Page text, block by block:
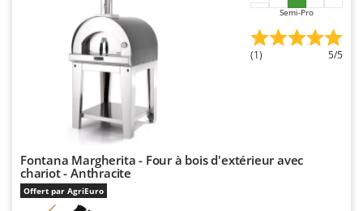
Wiper EcoRobot
Wolf Garten
Wortex
Yard Force
Z
Zanon
Zephir
Semi-Pro
(1) 5/5
Fontana Margherita - Four à bois d'extérieur avec
chariot - Anthracite
Offert par AgriEuro